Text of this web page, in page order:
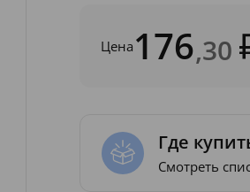
Цена 176,30
Где
Смотреть